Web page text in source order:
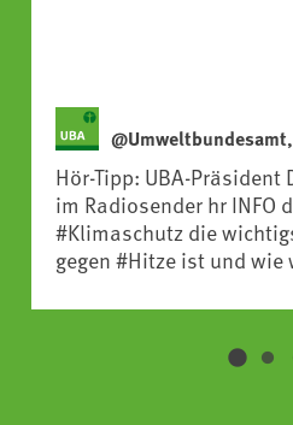
Hör-Tipp: UBA-
im Radiosender hr INFO
#Klimaschutz die wichtigste Maßnahme
gegen #Hitze ist und wie wir uns an
https://